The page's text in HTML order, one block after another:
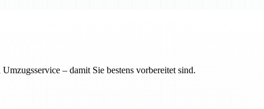
– damit Sie bestens vorbereitet sind.